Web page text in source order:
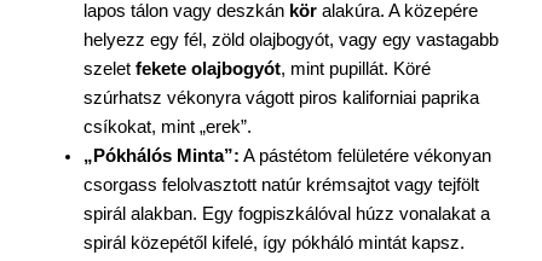
lapos tálon vagy deszkán köralakúra. A közepére
helyezz egy fél, zöld olajbogyót, vagy egy vastagabb
szelet fekete olajbogyót, mint pupillát. Köré
szúrhatsz vékonyra vágott piros kaliforniai paprika
csíkokat, mint „erek”.
„Pókhálós Minta”: A pástétom felületére vékonyan
csorgass felolvasztott natúr krémsajtot vagy tejfölt
spirál alakban. Egy fogpiszkálóval húzz vonalakat a
spirál közepétől kifelé, így pókháló mintát kapsz.